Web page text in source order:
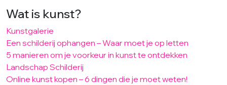
Wat is kunst?
Kunstgalerie
Een schilderij ophangen – Waar moet je op letten
5 manieren om je voorkeur in kunst te ontdekken
Landschap Schilderij
Online kunst kopen – 6 dingen die je moet weten!